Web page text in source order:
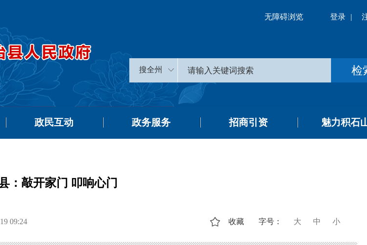
无障碍浏览 登录 |
搜全州
政民互动 政务服务 招商引资 魅力积石
：敲开家门 叩响心门
09:24 字号： 大 中 小
收藏